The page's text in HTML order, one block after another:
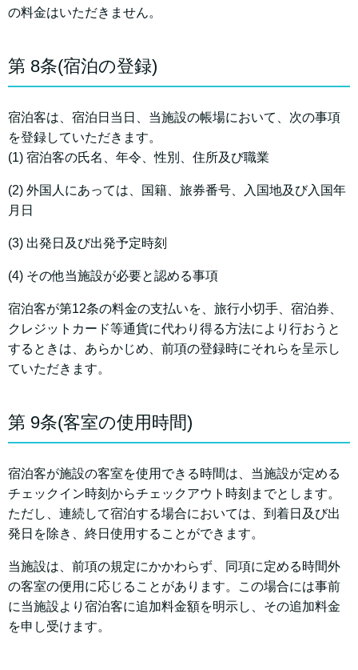
の料金はいただきません。
第 8条(宿泊の登録)
宿泊客は、宿泊日当日、当施設の帳場において、次の事項
を登録していただきます。
(1) 宿泊客の氏名、年令、性別、住所及び職業
(2) 外国人にあっては、国籍、旅券番号、入国地及び入国年
月日
(3) 出発日及び出発予定時刻
(4) その他当施設が必要と認める事項
宿泊客が第12条の料金の支払いを、旅行小切手、宿泊券、
クレジットカード等通貨に代わり得る方法により行おうと
するときは、あらかじめ、前項の登録時にそれらを呈示し
ていただきます。
第 9条(客室の使用時間)
宿泊客が施設の客室を使用できる時間は、当施設が定める
チェックイン時刻からチェックアウト時刻までとします。
ただし、連続して宿泊する場合においては、到着日及び出
発日を除き、終日使用することができます。
当施設は、前項の規定にかかわらず、同項に定める時間外
の客室の便用に応じることがあります。この場合には事前
に当施設より宿泊客に追加料金額を明示し、その追加料金
を申し受けます。